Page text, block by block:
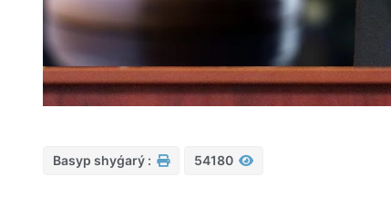
Basyp shyǵarý : 54180